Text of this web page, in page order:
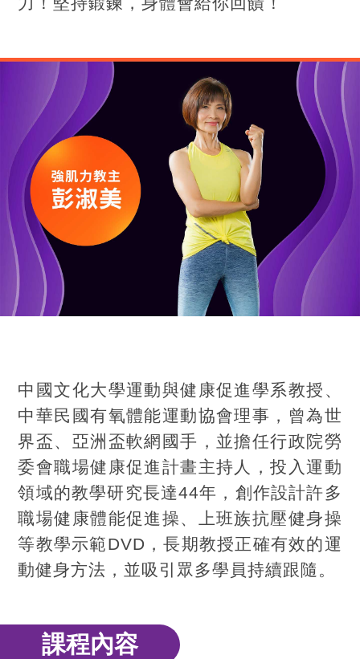
中國文化大學運動與健康促進學系教授、
中華民國有氧體能運動協會理事，曾為世
界盃、亞洲盃軟網國手，並擔任行政院勞
委會職場健康促進計畫主持人，投入運動
領域的教學研究長達44年，創作設計許多
職場健康體能促進操、上班族抗壓健身操
等教學示範DVD，長期教授正確有效的運
動健身方法，並吸引眾多學員持續跟隨。
課程內容